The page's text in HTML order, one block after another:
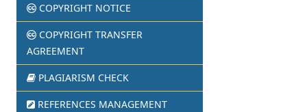
COPYRIGHT NOTICE
COPYRIGHT TRANSFER
AGREEMENT
PLAGIARISM CHECK
REFERENCES MANAGEMENT